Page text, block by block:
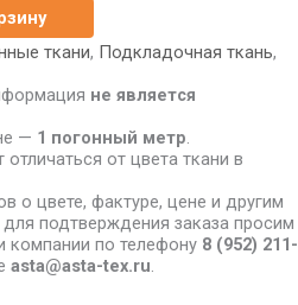
ткани, Подкладочная ткань,
не является
— 1 погонный метр.
от цвета ткани в
о цвете, фактуре, цене и другим
подтверждения заказа просим
компании по телефону 8 (952) 211-
asta@asta-tex.ru.